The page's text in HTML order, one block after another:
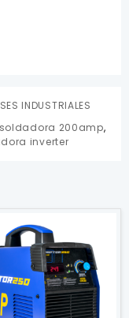
INDUSTRIALES
soldadora 200amp,
inverter